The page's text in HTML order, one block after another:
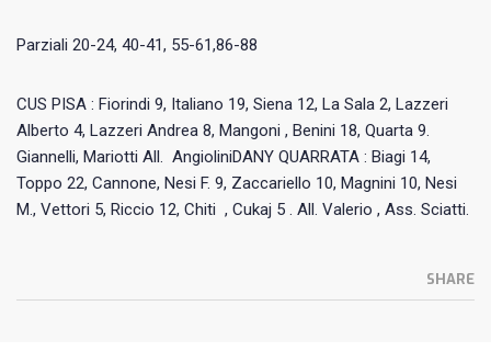
Parziali 20-24, 40-41, 55-61,86-88
CUS PISA : Fiorindi 9, Italiano 19, Siena 12, La Sala 2, Lazzeri
Alberto 4, Lazzeri Andrea 8, Mangoni , Benini 18, Quarta 9.
Giannelli, Mariotti All. AngioliniDANY QUARRATA : Biagi 14,
Toppo 22, Cannone, Nesi F. 9, Zaccariello 10, Magnini 10, Nesi
M., Vettori 5, Riccio 12, Chiti , Cukaj 5 . All. Valerio , Ass. Sciatti.
SHARE